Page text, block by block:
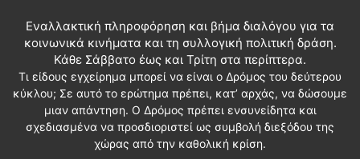
Εναλλακτική πληροφόρηση και βήμα διαλόγου για τα
κοινωνικά κινήματα και τη συλλογική πολιτική δράση.
Κάθε Σάββατο έως και Τρίτη στα περίπτερα.
Τι είδους εγχείρημα μπορεί να είναι ο Δρόμος του δεύτερου
κύκλου; Σε αυτό το ερώτημα πρέπει, κατ’ αρχάς, να δώσουμε
μιαν απάντηση. Ο Δρόμος πρέπει ενσυνείδητα και
σχεδιασμένα να προσδιοριστεί ως συμβολή διεξόδου της
χώρας από την καθολική κρίση.